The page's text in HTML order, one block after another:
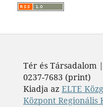
Tér és Társadalom
0237-7683 (print)
Kiadja az ELTE
Központ Regionális